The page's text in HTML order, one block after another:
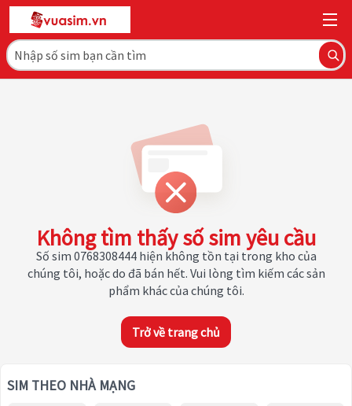
Không tìm thấy số sim yêu cầu
Số sim 0768308444 hiện không tồn tại trong kho của
chúng tôi, hoặc do đã bán hết. Vui lòng tìm kiếm các sản
phẩm khác của chúng tôi.
Trở về trang chủ
SIM THEO NHÀ MẠNG